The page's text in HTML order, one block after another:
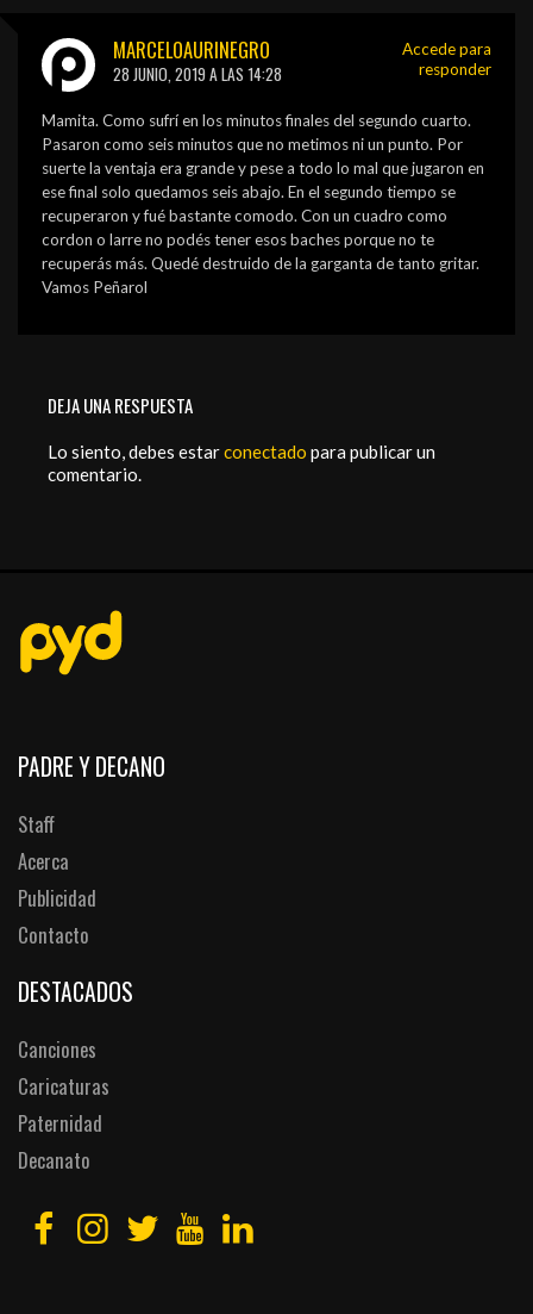
MARCELOAURINEGRO
28 JUNIO, 2019 A LAS 14:28
Mamita. Como sufrí en los minutos finales del segundo cuarto.
Pasaron como seis minutos que no metimos ni un punto. Por
suerte la ventaja era grande y pese a todo lo mal que jugaron en
ese final solo quedamos seis abajo. En el segundo tiempo se
recuperaron y fué bastante comodo. Con un cuadro como
cordon o larre no podés tener esos baches porque no te
recuperás más. Quedé destruido de la garganta de tanto gritar.
Vamos Peñarol
Accede para
responder
DEJA UNA RESPUESTA
Lo siento, debes estarconectado para publicar un
comentario.
PADRE Y DECANO
Staff
Acerca
Publicidad
Contacto
DESTACADOS
Canciones
Caricaturas
Paternidad
Decanato